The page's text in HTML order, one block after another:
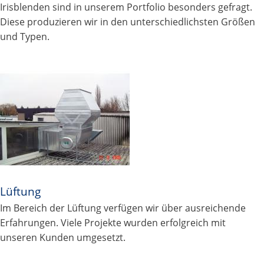
Irisblenden sind in unserem Portfolio besonders gefragt.
Diese produzieren wir in den unterschiedlichsten Größen
und Typen.
Lüftung
Im Bereich der Lüftung verfügen wir über ausreichende
Erfahrungen. Viele Projekte wurden erfolgreich mit
unseren Kunden umgesetzt.